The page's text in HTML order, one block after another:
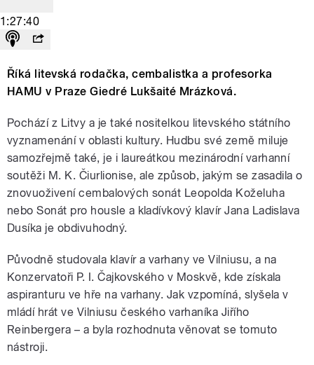
1:27:40
Říká litevská rodačka, cembalistka a profesorka
HAMU v Praze Giedré Lukšaité Mrázková.
Pochází z Litvy a je také nositelkou litevského státního
vyznamenání v oblasti kultury. Hudbu své země miluje
samozřejmě také, je i laureátkou mezinárodní varhanní
soutěži M. K. Čiurlionise, ale způsob, jakým se zasadila o
znovuoživení cembalových sonát Leopolda Koželuha
nebo Sonát pro housle a kladívkový klavír Jana Ladislava
Dusíka je obdivuhodný.
Původně studovala klavír a varhany ve Vilniusu, a na
Konzervatoři P. I. Čajkovského v Moskvě, kde získala
aspiranturu ve hře na varhany. Jak vzpomíná, slyšela v
mládí hrát ve Vilniusu českého varhaníka Jiřího
Reinbergera – a byla rozhodnuta věnovat se tomuto
nástroji.